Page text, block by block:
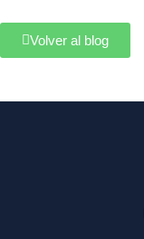
Volver al blog